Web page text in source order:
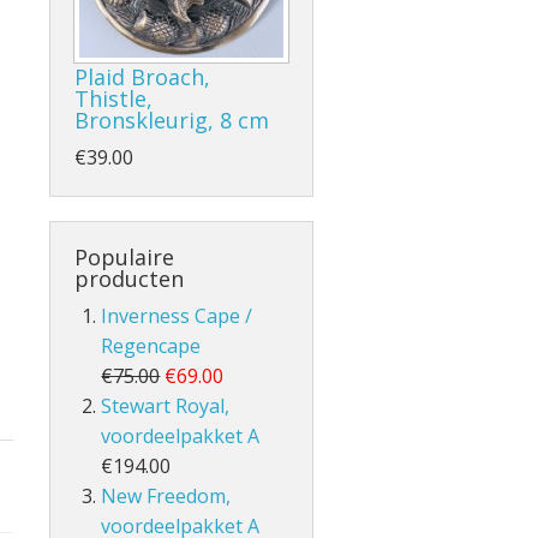
en Volle Kilt
Plaid Broach,
Thistle,
Bronskleurig, 8 cm
€39.00
Populaire
producten
Inverness Cape /
Regencape
€75.00 €69.00
Stewart Royal,
voordeelpakket A
€194.00
New Freedom,
voordeelpakket A